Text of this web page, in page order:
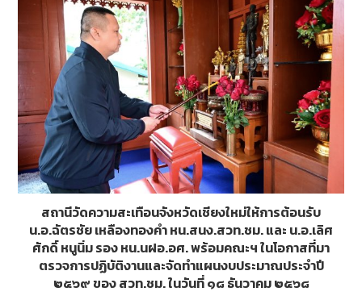
สถานีวัดความสะเทือนจังหวัดเชียงใหม่ให้การต้อนรับ
น.อ.ฉัตรชัย เหลืองทองคำ หน.สนง.สวท.ชม. และ น.อ.เลิศ
ศักดิ์ หนูนิ่ม รอง หน.นฝอ.อศ. พร้อมคณะฯ ในโอกาสที่มา
ตรวจการปฏิบัติงานและจัดทำแผนงบประมาณประจำปี
๒๕๖๙ ของ สวท.ชม. ในวันที่ ๑๘ ธันวาคม ๒๕๖๘